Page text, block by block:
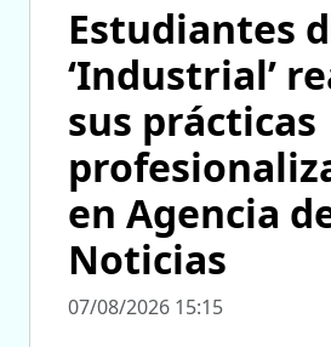
Estudiantes
‘Industrial’
sus prácticas
en Agencia
Noticias
07/08/2026 15:15